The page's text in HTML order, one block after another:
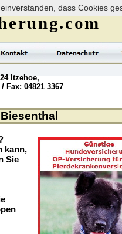
dass Cookies
kann,
Sie
Itzehoe,
/ Fax: 04821 3367